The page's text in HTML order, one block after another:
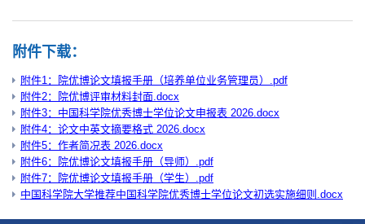
附件下载：
附件1：院优博论文填报手册（培养单位业务管理员）.pdf
附件2：院优博评审材料封面.docx
附件3：中国科学院优秀博士学位论文申报表 2026.docx
附件4：论文中英文摘要格式 2026.docx
附件5：作者简况表 2026.docx
附件6：院优博论文填报手册（导师）.pdf
附件7：院优博论文填报手册（学生）.pdf
中国科学院大学推荐中国科学院优秀博士学位论文初选实施细则.docx